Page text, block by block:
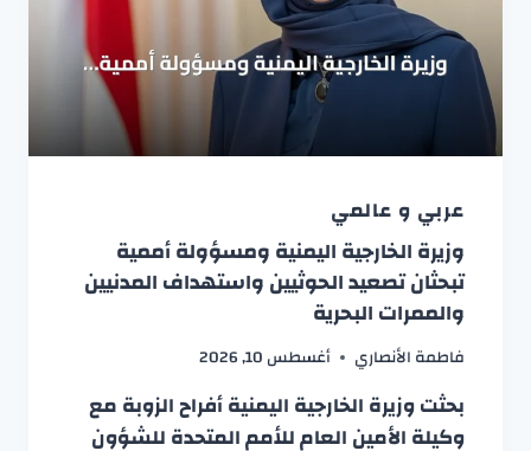
عربي و عالمي
وزيرة الخارجية اليمنية ومسؤولة أممية
تبحثان تصعيد الحوثيين واستهداف المدنيين
والممرات البحرية
فاطمة الأنصاري أغسطس 10, 2026
بحثت وزيرة الخارجية اليمنية أفراح الزوبة مع
وكيلة الأمين العام للأمم المتحدة للشؤون